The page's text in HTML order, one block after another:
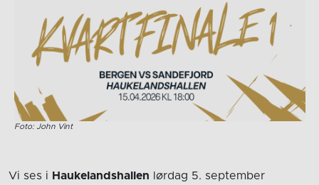
Foto: John Vint
Vi ses i Haukelandshallen lørdag 5. september